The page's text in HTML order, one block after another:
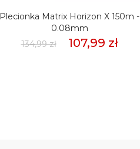
Plecionka Matrix Horizon X 150m -
0.08mm
134,99 zł
107,99 zł